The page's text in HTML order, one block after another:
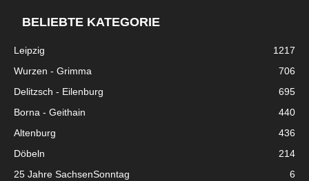
BELIEBTE KATEGORIE
Leipzig
1217
Wurzen - Grimma
706
Delitzsch - Eilenburg
695
Borna - Geithain
440
Altenburg
436
Döbeln
214
25 Jahre SachsenSonntag
6